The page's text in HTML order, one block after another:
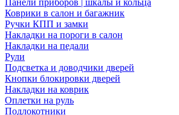
Панели приборов | шкалы и кольца
Коврики в салон и багажник
Ручки КПП и замки
Накладки на пороги в салон
Накладки на педали
Рули
Подсветка и доводчики дверей
Кнопки блокировки дверей
Накладки на коврик
Оплетки на руль
Подлокотники